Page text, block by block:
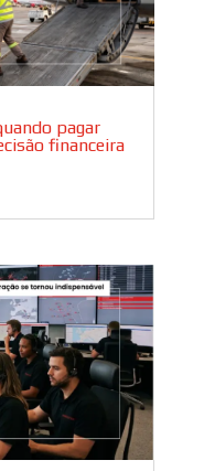
pagar
financeira